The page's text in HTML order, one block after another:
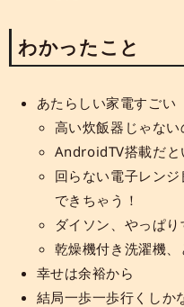
わかったこと
あたらしい家電すごい
高い炊飯器じゃない
AndroidTV搭載だと
回らない電子レン
できちゃう！
ダイソン、やっぱり
乾燥機付き洗濯機、
幸せは余裕から
結局一歩一歩行くしか